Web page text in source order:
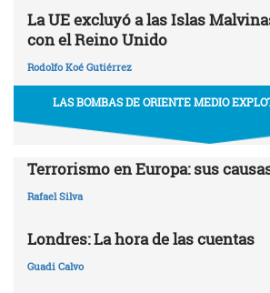
La UE excluyó a las Islas
con el Reino Unido
Rodolfo Koé Gutiérrez
LAS BOMBAS DE ORIENTE MEDIO
Terrorismo en Europa: sus
Rafael Silva
Londres: La hora de las cuentas
Guadi Calvo